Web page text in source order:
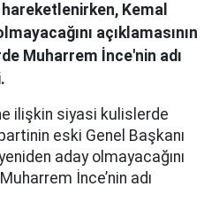
Kemal
açıklamasının
Muharrem İnce'nin adı
ilişkin siyasi kulislerde
eski Genel Başkanı
aday olmayacağını
İnce’nin adı